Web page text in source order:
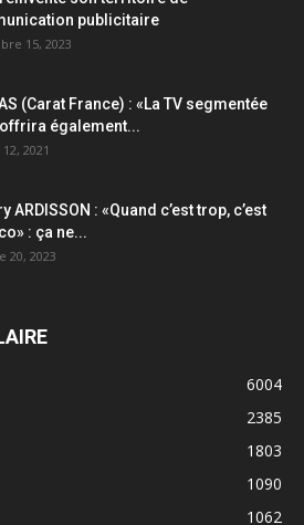
publicitaire
15, 2023
(Carat France) : «La TV segmentée
également...
2021
ARDISSON : «Quand c’est trop, c’est
: ça ne...
20, 2023
6004
2385
1803
1090
1062